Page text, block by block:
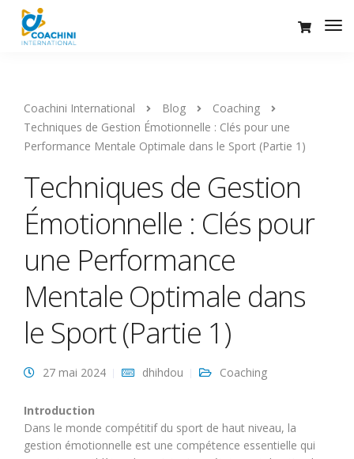
Coachini International Blog
Coaching
Techniques de Gestion Émotionnelle : Clés pour une
Performance Mentale Optimale dans le Sport (Partie 1)
Techniques de Gestion
Émotionnelle : Clés pour
une Performance
Mentale Optimale dans
le Sport (Partie 1)
27 mai 2024 dhihdou Coaching
Introduction
Dans le monde compétitif du sport de haut niveau, la
gestion émotionnelle est une compétence essentielle qui